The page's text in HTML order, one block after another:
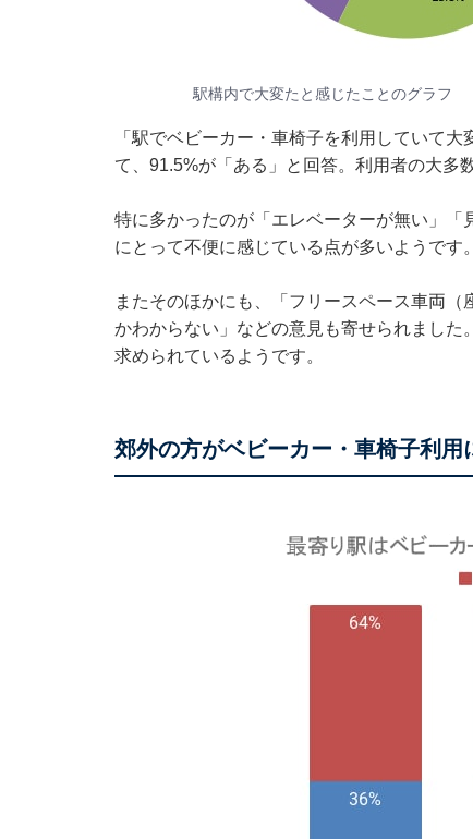
駅構内で大変たと感じたことのグラフ
「駅でベビーカー・車椅子を利用していて
て、91.5%が「ある」と回答。利用者の大多
特に多かったのが「エレベーターが無い」
にとって不便に感じている点が多いようです。
またそのほかにも、「フリースペース車両
かわからない」などの意見も寄せられまし
求められているようです。
郊外の方がベビーカー・車椅子利